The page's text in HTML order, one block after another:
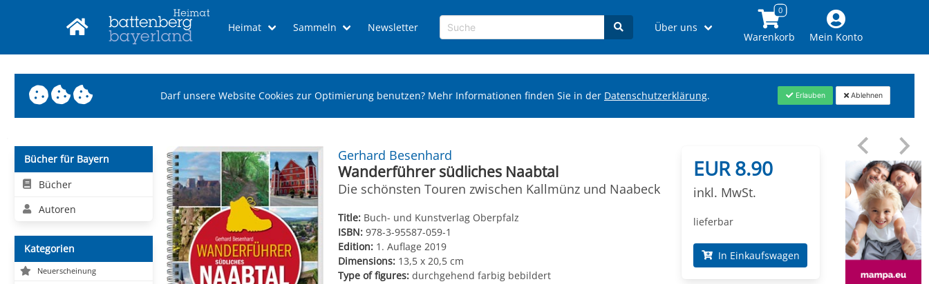
Heimat Sammeln Newsletter Über uns
Warenkorb Mein Konto
Darf unsere Website Cookies zur Optimierung benutzen? Mehr Informationen finden Sie in der Datenschutzerklärung. Erlauben Ablehnen
Bücher für Bayern
Bücher
Autoren
Kategorien
Neuerscheinung
Gerhard Besenhard
Wanderführer südliches Naabtal
Die schönsten Touren zwischen Kallmünz und Naabeck
Title: Buch- und Kunstverlag Oberpfalz
ISBN: 978-3-95587-059-1
Edition: 1. Auflage 2019
Dimensions: 13,5 x 20,5 cm
Type of figures: durchgehend farbig bebildert
EUR 8.90
inkl. MwSt.
lieferbar
In Einkaufswagen